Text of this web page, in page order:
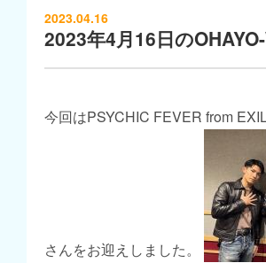
2023.04.16
2023年4月16日の
今回はPSYCHIC FEVER from
さんをお迎えしました。